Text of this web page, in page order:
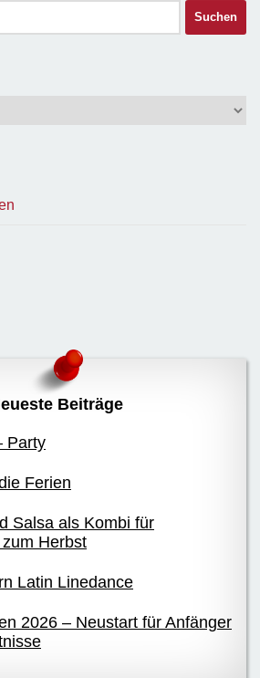
Beiträge
Party
Ferien
Salsa als Kombi für
Herbst
Latin Linedance
2026 – Neustart für Anfänger